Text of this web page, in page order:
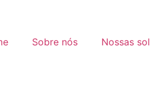
Sobre nós Nossas